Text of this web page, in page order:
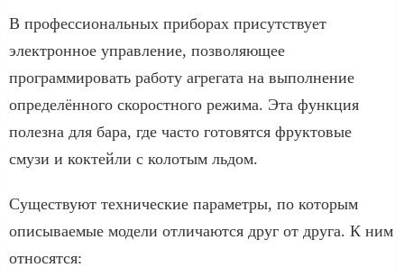
В профессиональных приборах присутствует
электронное управление, позволяющее
программировать работу агрегата на выполнение
определённого скоростного режима. Эта функция
полезна для бара, где часто готовятся фруктовые
смузи и коктейли с колотым льдом.
Существуют технические параметры, по которым
описываемые модели отличаются друг от друга. К ним
относятся: